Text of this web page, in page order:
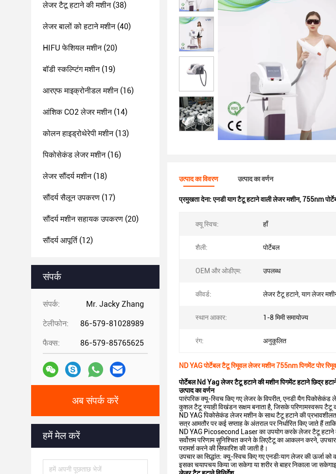
लेजर टैटू हटाने की मशीन(38)
लेजर बालों को हटाने मशीन(40)
HIFU फेशियल मशीन(20)
बॉडी स्कल्प्टिंग मशीन(19)
आरएफ माइक्रोनीडल मशीन(16)
आंशिक CO2 लेजर मशीन(14)
कोलन हाइड्रोथेरेपी मशीन(13)
पिकोसेकंड लेजर मशीन(16)
लेजर सौंदर्य मशीन(18)
सौंदर्य सैलून उपकरण (17)
सौंदर्य मशीन सहायक उपकरण (20)
सौंदर्य आपूर्ति(12)
संपर्क
संपर्क: Mr. Jacky Zhang
टेलीफोन: 86-579-81028989
फैक्स: 86-579-85765625
अब संपर्क करें
हमें मेल करें
उत्पाद का विवरण उत्पाद का वर्णन
प्रमुखता देना:एनडी याग टैटू हटाने वाली लेजर मशीन,755nm
क्यू स्विच: हाँ
शैली: पोर्टेबल
OEM और ओडीएम: उपलब्ध
कीवर्ड: लेजर टैटू हटाने, याग लेजर
स्थान आकार: 1-8 मिमी समायोज्य
रंग: अनुकूलित
ND YAG पोर्टेबल टैटू रिमूवल लेजर मशीन 755nm पिगमेंट पोर
पोर्टेबल Nd Yag लेजर टैटू हटाने की मशीन पिगमेंट हटाने छिद्र
उत्पाद का वर्णन
पारंपरिक क्यू-स्विच किए गए लेजर के विपरीत, एनडी यैग
कुशल टैटू स्याही विखंडन सक्षम बनाता है, जिसके परिणामस्वरूप टैटू
ND YAG पिकोसेकंड लेजर मशीन के साथ टैटू हटाने की
सत्र आमतौर पर कई सप्ताह के अंतराल पर निर्धारित किए जाते हैं
ND YAG Picosecond Laser का उपयोग करके लेजर टैटू हटाने को
सर्वोत्तम परिणाम सुनिश्चित करने के लिएटैटू का आकलन करने, उपचार
परामर्श करने की सिफारिश की जाती है।
उपचार का सिद्धांत: क्यू-स्विच किए गए एनडीःयाग लेजर की ऊर्जा को
इसका चयापचय किया जा सकेगा या शरीर से बाहर निकाला जा